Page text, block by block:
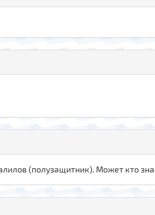
(полузащитник). Может кто